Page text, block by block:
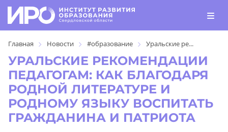
Главная Новости #образование Уральские ре...
УРАЛЬСКИЕ РЕКОМЕНДАЦИИ
ПЕДАГОГАМ: КАК БЛАГОДАРЯ
РОДНОЙ ЛИТЕРАТУРЕ И
РОДНОМУ ЯЗЫКУ ВОСПИТАТЬ
ГРАЖДАНИНА И ПАТРИОТА